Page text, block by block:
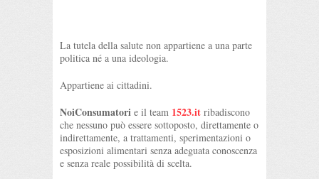
La tutela della salute non appartiene a una parte
politica né a una ideologia.
Appartiene ai cittadini.
NoiConsumatori e il team 1523.it ribadiscono
che nessuno può essere sottoposto, direttamente o
indirettamente, a trattamenti, sperimentazioni o
esposizioni alimentari senza adeguata conoscenza
e senza reale possibilità di scelta.